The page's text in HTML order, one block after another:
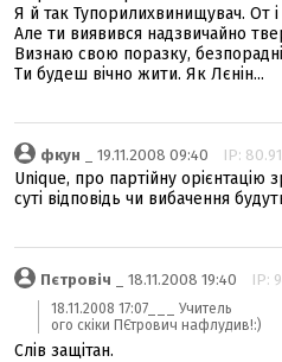
Я й так Тупорилихвинищувач. От
Але ти виявився надзвичайно
Визнаю свою поразку,
Ти будеш вічно жити. Як Лєнін...
фкун _ 19.11.2008 09:40 IP:
Unique, про партійну орієнтацію
суті відповідь чи вибачення
Пєтровіч _ 18.11.2008 19:40 IP:
18.11.2008 17:07___ Учитeль
ого скіки ПЄтрович нафлудив!:)
Слів защітан.